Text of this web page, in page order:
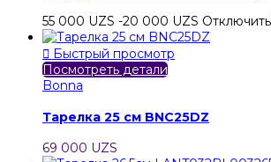
55 000 UZS -20 000 UZS
 Быстрый просмотр
Посмотреть детали
Bonna
Тарелка 25 см BNC25DZ
69 000 UZS